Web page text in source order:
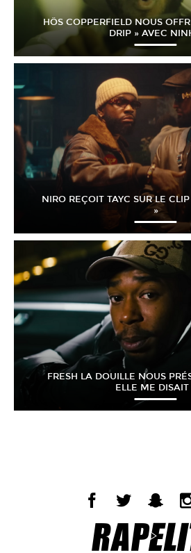
HÖS COPPERFIELD NOUS
DRIP » AVEC
NIRO REÇOIT TAYC SUR LE
»
FRESH LA DOUILLE NOUS
ELLE ME DISAIT